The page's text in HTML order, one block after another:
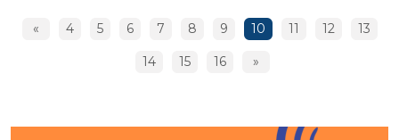
« 4 5 6 7 8 9 10 11 12 13
14 15 16 »